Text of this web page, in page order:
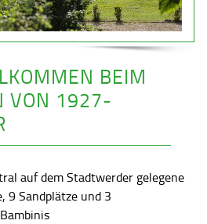
BEIM
VON 1927-
auf dem Stadtwerder gelegene
9 Sandplätze und 3